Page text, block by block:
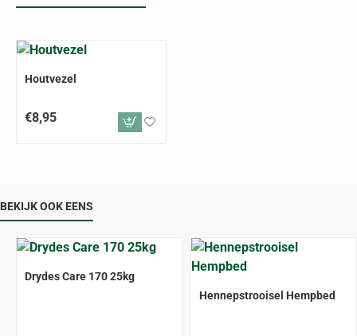
ALLEEN AFHALEN
Houtvezel
€8,95
BEKIJK OOK EENS
Drydes Care 170 25kg
ALLEEN AFHALEN
Hennepstrooisel Hempbed